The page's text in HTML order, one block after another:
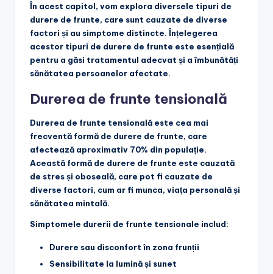
În acest capitol, vom explora diversele tipuri de
durere de frunte, care sunt cauzate de diverse
factori și au simptome distincte. Înțelegerea
acestor tipuri de durere de frunte este esențială
pentru a găsi tratamentul adecvat și a îmbunătăți
sănătatea persoanelor afectate.
Durerea de frunte tensională
Durerea de frunte tensională este cea mai
frecventă formă de durere de frunte, care
afectează aproximativ 70% din populație.
Această formă de durere de frunte este cauzată
de stres și oboseală, care pot fi cauzate de
diverse factori, cum ar fi munca, viața personală și
sănătatea mintală.
Simptomele durerii de frunte tensionale includ:
Durere sau disconfort în zona frunții
Sensibilitate la lumină și sunet